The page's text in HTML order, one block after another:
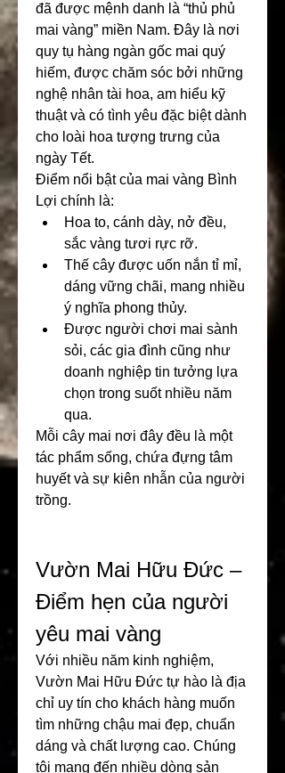
đã được mệnh danh là “thủ phủ
mai vàng” miền Nam. Đây là nơi
quy tụ hàng ngàn gốc mai quý
hiếm, được chăm sóc bởi những
nghệ nhân tài hoa, am hiểu kỹ
thuật và có tình yêu đặc biệt dành
cho loài hoa tượng trưng của
ngày Tết.
Điểm nổi bật của mai vàng Bình
Lợi chính là:
Hoa to, cánh dày, nở đều,
sắc vàng tươi rực rỡ.
Thế cây được uốn nắn tỉ mỉ,
dáng vững chãi, mang nhiều
ý nghĩa phong thủy.
Được người chơi mai sành
sỏi, các gia đình cũng như
doanh nghiệp tin tưởng lựa
chọn trong suốt nhiều năm
qua.
Mỗi cây mai nơi đây đều là một
tác phẩm sống, chứa đựng tâm
huyết và sự kiên nhẫn của người
trồng.
Vườn Mai Hữu Đức –
Điểm hẹn của người
yêu mai vàng
Với nhiều năm kinh nghiệm,
Vườn Mai Hữu Đức tự hào là địa
chỉ uy tín cho khách hàng muốn
tìm những chậu mai đẹp, chuẩn
dáng và chất lượng cao. Chúng
tôi mang đến nhiều dòng sản